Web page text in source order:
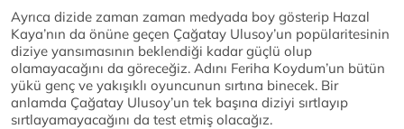
Ayrıca dizide zaman zaman medyada boy gösterip Hazal
Kaya’nın da önüne geçen Çağatay Ulusoy’un popülaritesinin
diziye yansımasının beklendiği kadar güçlü olup
olamayacağını da göreceğiz. Adını Feriha Koydum’un bütün
yükü genç ve yakışıklı oyuncunun sırtına binecek. Bir
anlamda Çağatay Ulusoy’un tek başına diziyi sırtlayıp
sırtlayamayacağını da test etmiş olacağız.